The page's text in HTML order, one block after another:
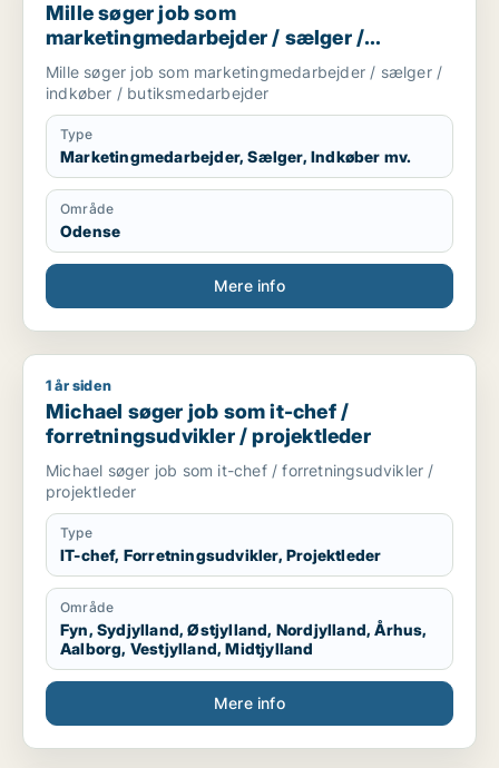
Mille søger job som
marketingmedarbejder / sælger /
indkøber / butiksmedarbejder
Mille søger job som marketingmedarbejder / sælger /
indkøber / butiksmedarbejder
Type
Marketingmedarbejder, Sælger, Indkøber mv.
Område
Odense
Mere info
Michael søger job som it-chef / forretningsudvikler /
1 år siden
Michael søger job som it-chef /
forretningsudvikler / projektleder
Michael søger job som it-chef / forretningsudvikler /
projektleder
Type
IT-chef, Forretningsudvikler, Projektleder
Område
Fyn, Sydjylland, Østjylland, Nordjylland, Århus,
Aalborg, Vestjylland, Midtjylland
Mere info